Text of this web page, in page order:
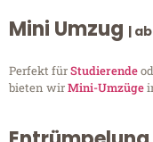
Mini Umzug |
Perfekt fürStudierende
bieten wirMini-Umzüge